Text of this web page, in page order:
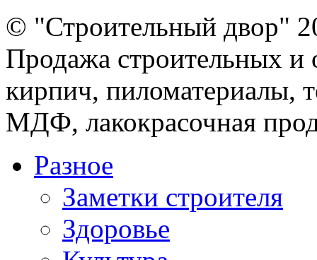
© "Строительный двор"
Продажа строительных и
кирпич, пиломатериалы,
МДФ, лакокрасочная
Разное
Заметки строителя
Здоровье